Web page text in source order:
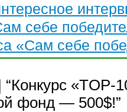
себе
«Сам себе
«TOP-
фонд — 500$!”